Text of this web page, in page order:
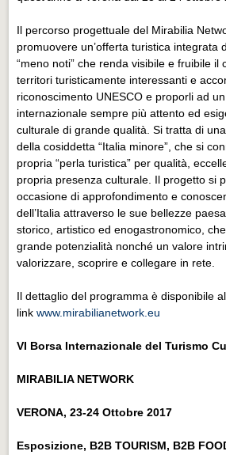
Il percorso progettuale del Mirabilia
promuovere un’offerta turistica integrata
“meno noti” che renda visibile e fruibile il
territori turisticamente interessanti e
riconoscimento UNESCO e proporli ad
internazionale sempre più attento ed
culturale di grande qualità. Si tratta di
della cosiddetta “Italia minore”, che si
propria “perla turistica” per qualità,
propria presenza culturale. Il progetto si
occasione di approfondimento e
dell’Italia attraverso le sue bellezze
storico, artistico ed enogastronomico,
grande potenzialità nonché un valore
valorizzare, scoprire e collegare in rete.
Il dettaglio del programma è disponibile al
linkwww.mirabilianetwork.eu
VI Borsa Internazionale del Turismo
MIRABILIA NETWORK
VERONA, 23-24 Ottobre 2017
Esposizione, B2B TOURISM, B2B